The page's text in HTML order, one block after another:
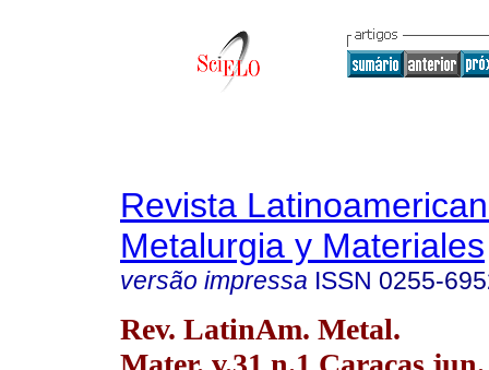
Revista
Metalurgia y Materiales
versão impressa ISSN 0255-
Rev. LatinAm. Metal.